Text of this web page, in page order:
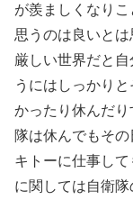
が羨ましくなり
思うのは良いと
厳しい世界だと
うにはしっかり
かったり休んだ
隊は休んでもそ
キトーに仕事し
に関しては自衛隊